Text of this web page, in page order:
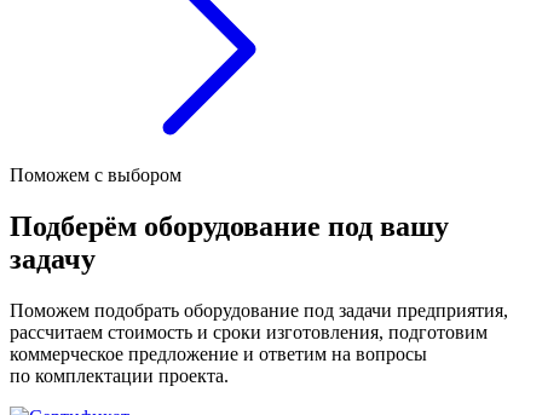
Поможем с выбором
Подберём оборудование под вашу
задачу
Поможем подобрать оборудование под задачи предприятия,
рассчитаем стоимость и сроки изготовления, подготовим
коммерческое предложение и ответим на вопросы
по комплектации проекта.